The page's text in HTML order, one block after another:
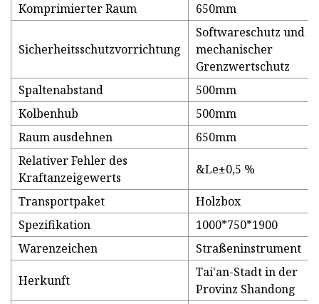
Komprimierter Raum 650mm
Sicherheitsschutzvorrichtung
Softwareschutz und
mechanischer
Grenzwertschutz
Spaltenabstand
500mm
Kolbenhub
500mm
Raum ausdehnen
650mm
Relativer Fehler des
Kraftanzeigewerts
&Le±0,5 %
Transportpaket
Holzbox
Spezifikation
1000*750*1900
Warenzeichen
Straßeninstrument
Herkunft
Tai'an-Stadt in der
Provinz Shandong